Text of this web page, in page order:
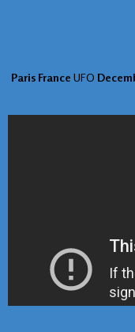
Paris France UFO